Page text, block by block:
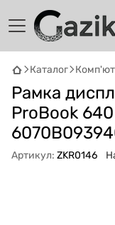
Каталог
Рамка
ProBook
Артикул: ZKR0146
Онлайн · пошук
Привіт! 👋 Я
підібрати
Що шукаєш?